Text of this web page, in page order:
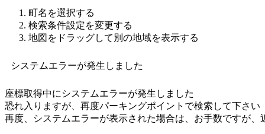
町名を選択する
検索条件設定を変更する
地図をドラッグして別の地域を表示する
システムエラーが発生しました
座標取得中にシステムエラーが発生しました
恐れ入りますが、再度パーキングポイントで検索して下さい
再度、システムエラーが表示された場合は、お手数ですが